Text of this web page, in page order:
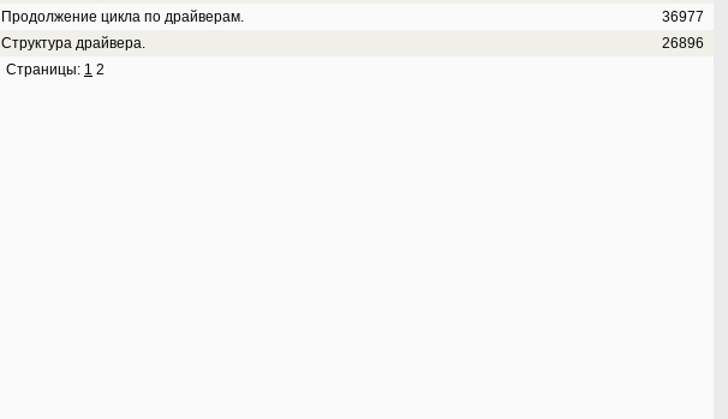
Продолжение цикла по драйверам.
36977
Структура драйвера.
26896
Страницы: 1 2